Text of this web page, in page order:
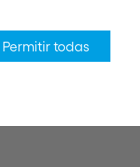
Permitir todas